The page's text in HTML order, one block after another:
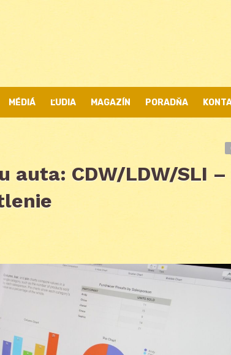
MÉDIÁ ĽUDIA MAGAZÍN PORADŇA
auta: CDW/LDW/SLI –